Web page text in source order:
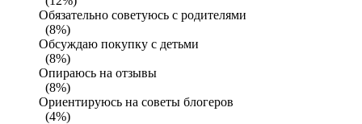
Обязательно советуюсь с родителями
(8%)
Обсуждаю покупку с детьми
(8%)
Опираюсь на отзывы
(8%)
Ориентируюсь на советы блогеров
(4%)